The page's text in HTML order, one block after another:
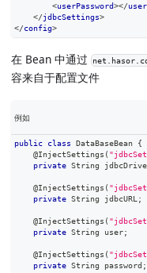
<userPassword></
</jdbcSettings>
</config>
在 Bean 中通过
容来自于配置文件
例如
public class DataBaseBean
{
@InjectSettings (
private String
@InjectSettings (
private String jdbcURL ;
@InjectSettings (
private String user;
@InjectSettings (
private String password ;